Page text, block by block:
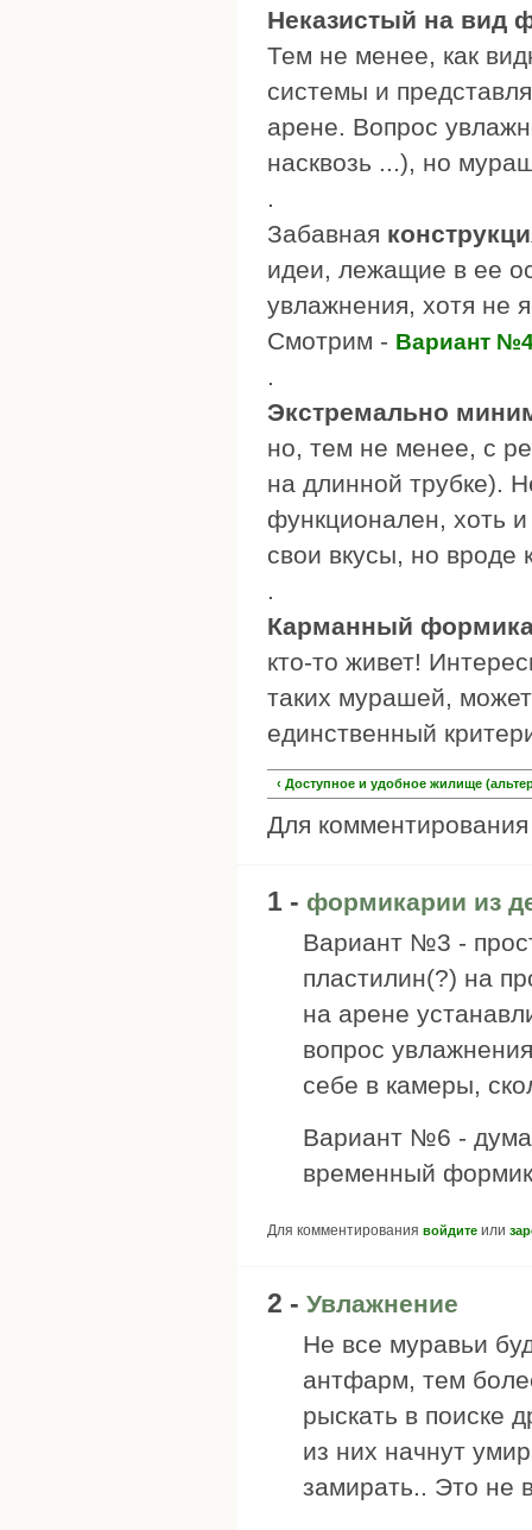
Неказистый на вид
Тем не менее, как
системы и
арене. Вопрос
насквозь ...), но
.
Забавная
идеи, лежащие в ее
увлажнения, хотя не
Смотрим - Вариант
.
Экстремально
но, тем не менее, с
на длинной трубке).
функционален, хоть
свои вкусы, но
.
Карманный
кто-то живет!
таких мурашей,
единственный
‹ Доступное и удобное жилище
Для
1 - формикарии из
Вариант №3 -
пластилин(?) на
на арене
вопрос
себе в камеры,
Вариант №6 -
временный
Для комментирования войдите или
2 - Увлажнение
Не все муравьи
антфарм, тем
рыскать в поиске
из них начнут
замирать.. Это не